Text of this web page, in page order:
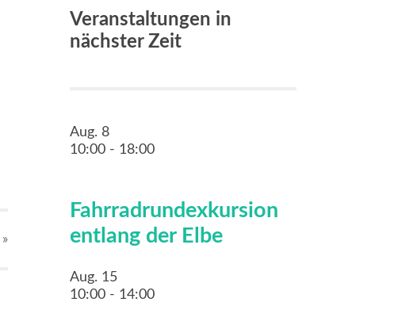
»
Veranstaltungen in
nächster Zeit
Aug. 8
10:00 - 18:00
Fahrradrundexkursion
entlang der Elbe
Aug. 15
10:00 - 14:00